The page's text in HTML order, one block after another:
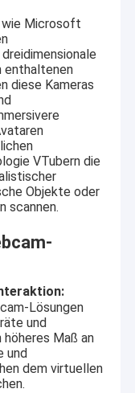
Microsoft
enthaltenen
diese Kameras
VTubern die
Objekte oder
scannen.
Lösungen
und
Maß an
und
dem virtuellen